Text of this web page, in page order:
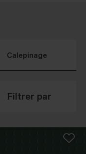
Calepinage
Filtrer par